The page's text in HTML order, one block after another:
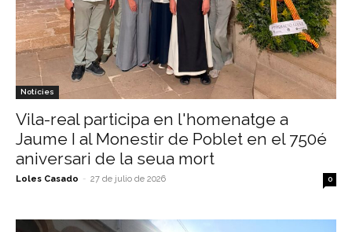
Notícies
Vila-real participa en l'homenatge a
Jaume I al Monestir de Poblet en el 750é
aniversari de la seua mort
Loles Casado - 27 de julio de 2026 0